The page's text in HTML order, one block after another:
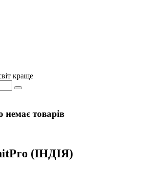
краще
товарів
(ІНДІЯ)